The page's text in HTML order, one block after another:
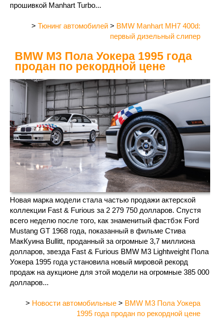
прошивкой Manhart Turbo...
> Тюнинг автомобилей > BMW Manhart MH7 400d:
первый дизельный слипер
BMW M3 Пола Уокера 1995 года
продан по рекордной цене
Новая марка модели стала частью продажи актерской
коллекции Fast & Furious за 2 279 750 долларов. Спустя
всего неделю после того, как знаменитый фастбэк Ford
Mustang GT 1968 года, показанный в фильме Стива
МакКуина Bullitt, проданный за огромные 3,7 миллиона
долларов, звезда Fast & Furious BMW M3 Lightweight Пола
Уокера 1995 года установила новый мировой рекорд
продаж на аукционе для этой модели на огромные 385 000
долларов...
> Новости автомобильные > BMW M3 Пола Уокера
1995 года продан по рекордной цене